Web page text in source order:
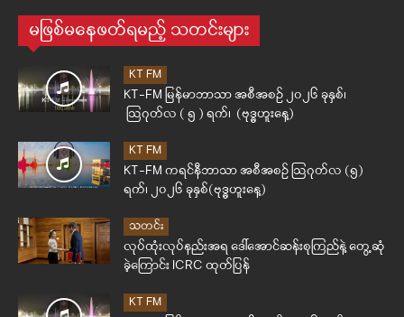
မဖြစ်မနေဖတ်ရမည့် သတင်းများ
KT FM
KT-FM မြန်မာဘာသာ အစီအစဉ် ၂၀၂၆ ခုနှစ်၊
ဩဂုတ်လ ( ၅ ) ရက်၊ (ဗုဒ္ဓဟူးနေ့)
KT FM
KT-FM ကရင်နီဘာသာ အစီအစဉ် ဩဂုတ်လ (၅)
ရက်၊ ၂၀၂၆ ခုနှစ်(ဗုဒ္ဓဟူးနေ့)
သတင်း
လုပ်ထုံးလုပ်နည်းအရ ဒေါ်အောင်ဆန်းစုကြည်နဲ့ တွေ့ဆုံ
ခဲ့ကြောင်း ICRC ထုတ်ပြန်
KT FM